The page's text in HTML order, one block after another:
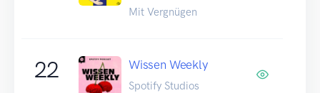
Mit Vergnügen
22 Wissen Weekly
Spotify Studios